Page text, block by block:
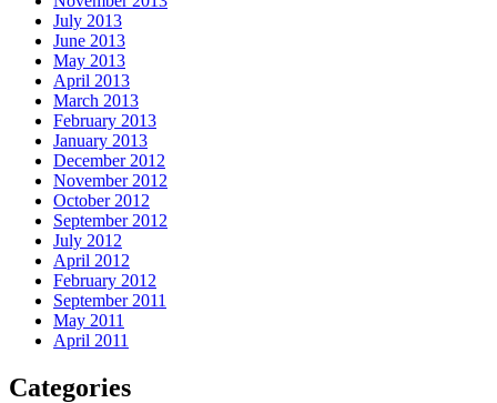
July 2013
June 2013
May 2013
April 2013
March 2013
February 2013
January 2013
December 2012
November 2012
October 2012
September 2012
July 2012
April 2012
February 2012
September 2011
May 2011
April 2011
Categories